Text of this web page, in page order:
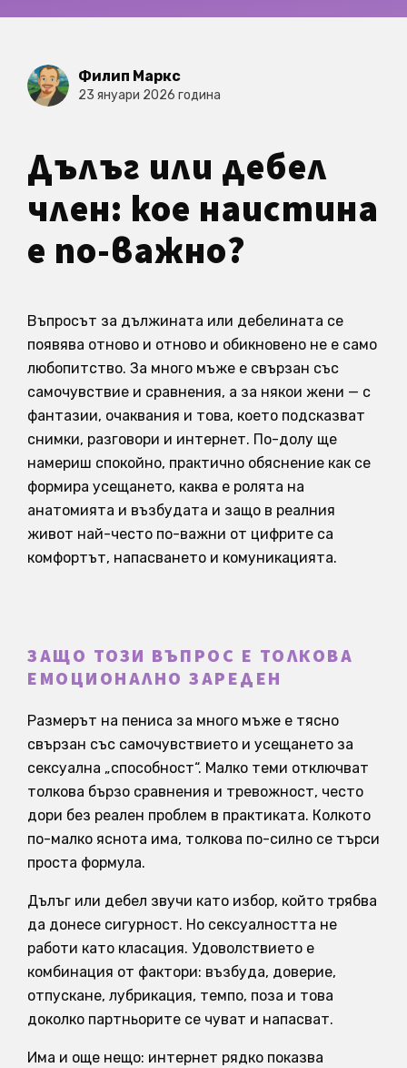
Филип Маркс
23 януари 2026 година
Дълъг или дебел
член: кое наистина
е по-важно?
Въпросът за дължината или дебелината се
появява отново и отново и обикновено не е само
любопитство. За много мъже е свързан със
самочувствие и сравнения, а за някои жени — с
фантазии, очаквания и това, което подсказват
снимки, разговори и интернет. По-долу ще
намериш спокойно, практично обяснение как се
формира усещането, каква е ролята на
анатомията и възбудата и защо в реалния
живот най-често по-важни от цифрите са
комфортът, напасването и комуникацията.
ЗАЩО ТОЗИ ВЪПРОС Е ТОЛКОВА
ЕМОЦИОНАЛНО ЗАРЕДЕН
Размерът на пениса за много мъже е тясно
свързан със самочувствието и усещането за
сексуална „способност“. Малко теми отключват
толкова бързо сравнения и тревожност, често
дори без реален проблем в практиката. Колкото
по-малко яснота има, толкова по-силно се търси
проста формула.
Дълъг или дебел звучи като избор, който трябва
да донесе сигурност. Но сексуалността не
работи като класация. Удоволствието е
комбинация от фактори: възбуда, доверие,
отпускане, лубрикация, темпо, поза и това
доколко партньорите се чуват и напасват.
Има и още нещо: интернет рядко показва